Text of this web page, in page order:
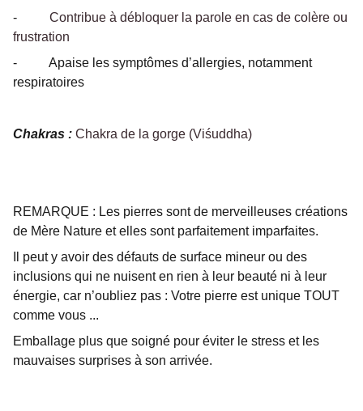
-
Contribue à débloquer la parole en cas de colère ou
frustration
- Apaise les symptômes d’allergies, notamment
respiratoires
Chakras : Chakra de la gorge (Viśuddha)
REMARQUE : Les pierres sont de merveilleuses créations
de Mère Nature et elles sont parfaitement imparfaites.
Il peut y avoir des défauts de surface mineur ou des
inclusions qui ne nuisent en rien à leur beauté ni à leur
énergie, car n’oubliez pas : Votre pierre est unique TOUT
comme vous ...
Emballage plus que soigné pour éviter le stress et les
mauvaises surprises à son arrivée.